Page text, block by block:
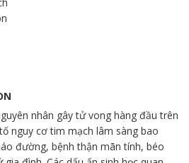
nhân gây tử vong hàng đầu trên
nguy cơ tim mạch lâm sàng bao
đường, bệnh thận mãn tính, béo